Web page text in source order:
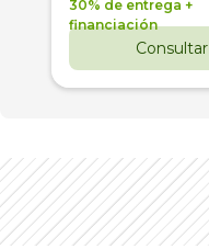
30% de entrega +
financiación
Consultar